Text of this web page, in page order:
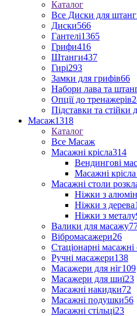
Каталог
Все Диски для
Диски566
Гантелі1365
Грифи416
Штанги437
Гирі293
Замки для грифів66
Набори лава та
Опції до тренажерів
Підставки та стійки
Масаж1318
Каталог
Все Масаж
Масажні крісла314
Вендингові
Масажні
Масажні столи
Ніжки з
Ніжки з дерева
Ніжки з металу
Валики для масажу
Вібромасажери26
Стаціонарні масажні
Ручні масажери138
Масажери для ніг109
Масажери для шиї23
Масажні накидки72
Масажні подушки56
Масажні стільці23